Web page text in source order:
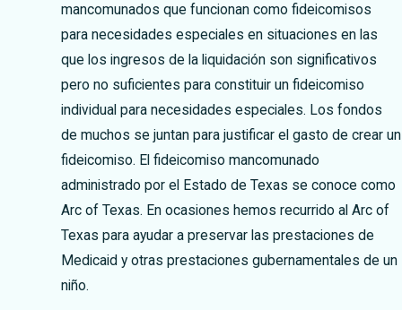
mancomunados que funcionan como fideicomisos
para necesidades especiales en situaciones en las
que los ingresos de la liquidación son significativos
pero no suficientes para constituir un fideicomiso
individual para necesidades especiales. Los fondos
de muchos se juntan para justificar el gasto de crear un
fideicomiso. El fideicomiso mancomunado
administrado por el Estado de Texas se conoce como
Arc of Texas. En ocasiones hemos recurrido al Arc of
Texas para ayudar a preservar las prestaciones de
Medicaid y otras prestaciones gubernamentales de un
niño.